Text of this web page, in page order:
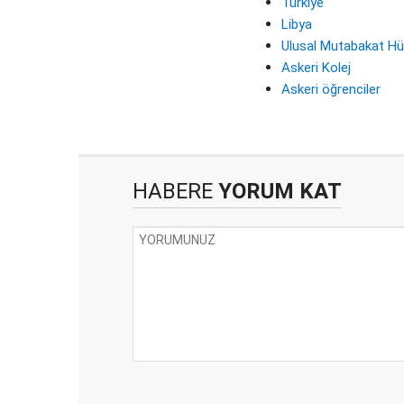
Libya
Ulusal Mutabakat
Askeri Kolej
Askeri öğrenciler
HABERE YORUM KAT